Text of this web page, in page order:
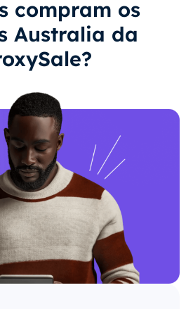
compram os
Australia da